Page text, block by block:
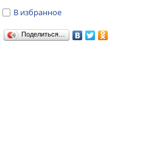
В избранное
Поделиться…